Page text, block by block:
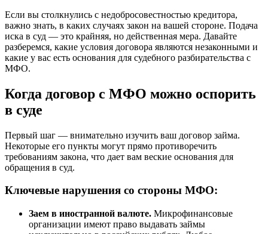
Если вы столкнулись с недобросовестностью кредитора,
важно знать, в каких случаях закон на вашей стороне. Подача
иска в суд — это крайняя, но действенная мера. Давайте
разберемся, какие условия договора являются незаконными и
какие у вас есть основания для судебного разбирательства с
МФО.
Когда договор с МФО можно оспорить
в суде
Первый шаг — внимательно изучить ваш договор займа.
Некоторые его пункты могут прямо противоречить
требованиям закона, что дает вам веские основания для
обращения в суд.
Ключевые нарушения со стороны МФО:
Заем в иностранной валюте. Микрофинансовые
организации имеют право выдавать займы